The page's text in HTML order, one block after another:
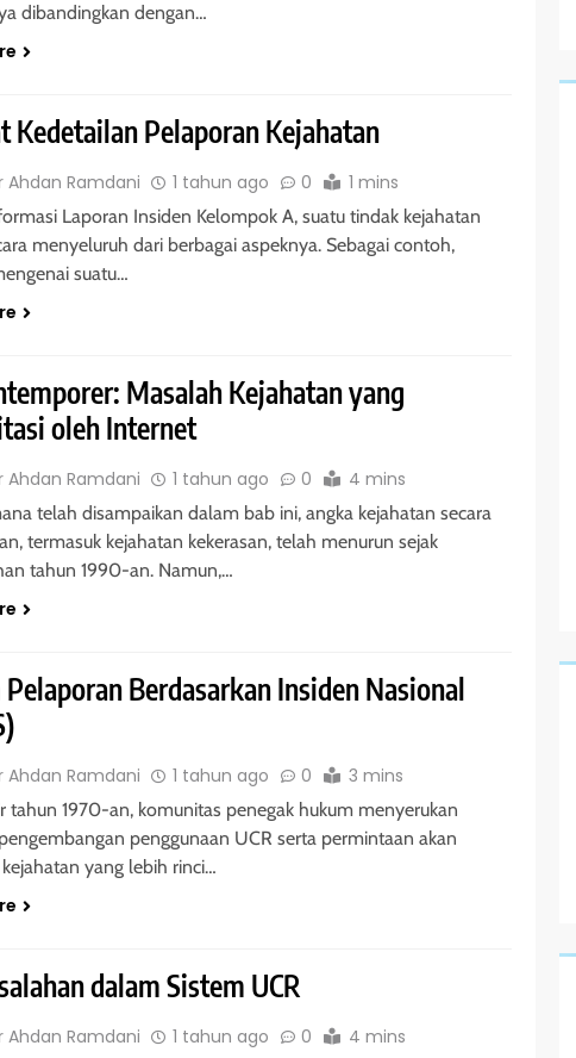
dibandingkan dengan…
Kedetailan Pelaporan Kejahatan
Ahdan Ramdani 1 tahun ago 0 1 mins
Laporan Insiden Kelompok A, suatu tindak kejahatan
menyeluruh dari berbagai aspeknya. Sebagai contoh,
suatu…
Masalah Kejahatan yang
oleh Internet
Ahdan Ramdani 1 tahun ago 0 4 mins
telah disampaikan dalam bab ini, angka kejahatan secara
termasuk kejahatan kekerasan, telah menurun sejak
tahun 1990-an. Namun,…
Berdasarkan Insiden Nasional
Ahdan Ramdani 1 tahun ago 0 3 mins
tahun 1970-an, komunitas penegak hukum menyerukan
penggunaan UCR serta permintaan akan
yang lebih rinci…
dalam Sistem UCR
Ahdan Ramdani 1 tahun ago 0 4 mins
TANGGUNGAN
Undang
tentang Hak
Penutup
Undang-
HUKUM JAMINAN - HAK TANGGUNGAN
Pasal 29 Undang-Undang Nomor 4
Tahun 1996 tentang Hak
Tanggungan: Pencabutan Ketentuan
Hypotheek dan Credietverband
1 tahun ago
Undang
Pembentukan Kantor Pendaftaran
Fidusia
HUKUM JAMINAN - GADAI